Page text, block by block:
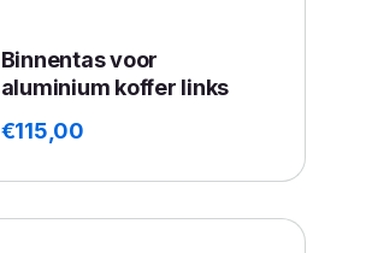
Binnentas voor
aluminium koffer links
€115,00